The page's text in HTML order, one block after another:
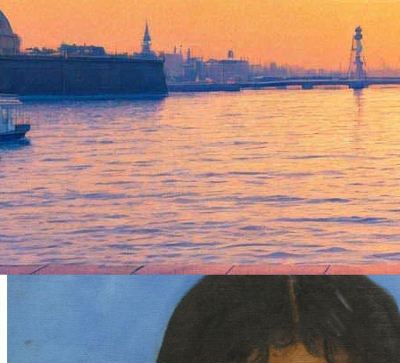
Полотно знаменитой художницы Фриды Кало было продано
на аукционе Sotheby's за 1 812 500 долларов США. Полотно,
впервые представленное публике, называется «Девушка с
ожерельем». Оно было написано в 1929 году и в 1955 году
подарено помощнице Фриды Диего Риверой, мужем Фриды
Кало. До продажи с аукциона находилось в Калифорнии.